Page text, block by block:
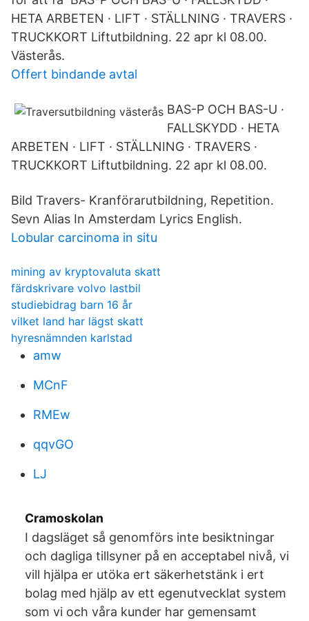
HETA ARBETEN · LIFT · STÄLLNING · TRAVERS ·
TRUCKKORT Liftutbildning. 22 apr kl 08.00.
Västerås.
Offert bindande avtal
BAS-P OCH BAS-U ·
FALLSKYDD · HETA
ARBETEN · LIFT · STÄLLNING · TRAVERS ·
TRUCKKORT Liftutbildning. 22 apr kl 08.00.
Bild Travers- Kranförarutbildning, Repetition.
Sevn Alias In Amsterdam Lyrics English.
Lobular carcinoma in situ
mining av kryptovaluta skatt
färdskrivare volvo lastbil
studiebidrag barn 16 år
vilket land har lägst skatt
hyresnämnden karlstad
amw
MCnF
RMEw
qqvGO
LJ
Cramoskolan
I dagsläget så genomförs inte besiktningar
och dagliga tillsyner på en acceptabel nivå, vi
vill hjälpa er utöka ert säkerhetstänk i ert
bolag med hjälp av ett egenutvecklat system
som vi och våra kunder har gemensamt